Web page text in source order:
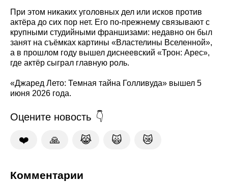
При этом никаких уголовных дел или исков против
актёра до сих пор нет. Его по-прежнему связывают с
крупными студийными франшизами: недавно он был
занят на съёмках картины «Властелины Вселенной»,
а в прошлом году вышел диснеевский «Трон: Арес»,
где актёр сыграл главную роль.
«Джаред Лето: Темная тайна Голливуда» вышел 5
июня 2026 года.
Оцените новость
❤️ 🙏 😹 🙀 😿
Комментарии